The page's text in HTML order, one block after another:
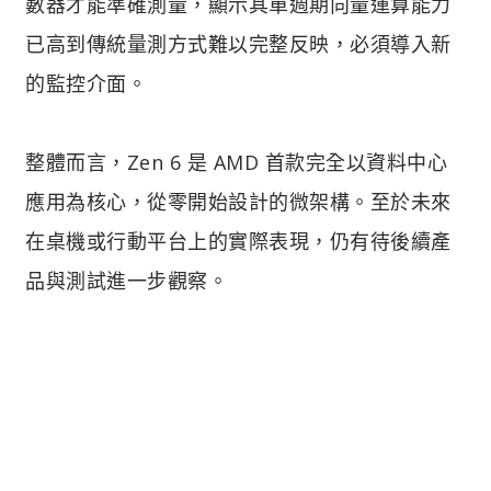
已高到傳統量測方式難以完整反映，必須導入新
的監控介面。
整體而言，Zen 6 是 AMD 首款完全以資料中心
應用為核心，從零開始設計的微架構。至於未來
在桌機或行動平台上的實際表現，仍有待後續產
品與測試進一步觀察。